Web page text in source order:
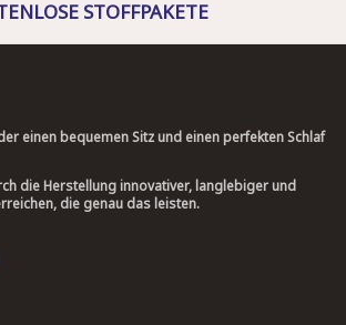
STOFFPAKETE
einen bequemen Sitz und einen perfekten Schlaf
die Herstellung innovativer, langlebiger und
die genau das leisten.